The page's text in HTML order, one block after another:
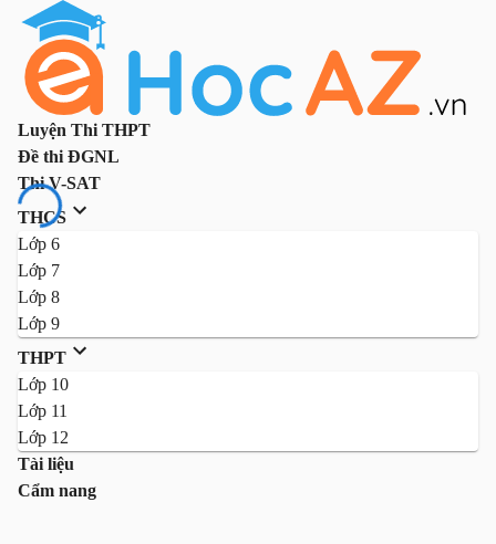
Luyện Thi THPT
Đề thi ĐGNL
Thi V-SAT
THCS
Lớp 6
Lớp 7
Lớp 8
Lớp 9
THPT
Lớp 10
Lớp 11
Lớp 12
Tài liệu
Cẩm nang